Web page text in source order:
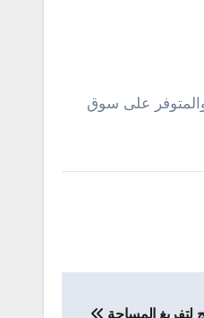
على سوق
لتفريغ المساحة